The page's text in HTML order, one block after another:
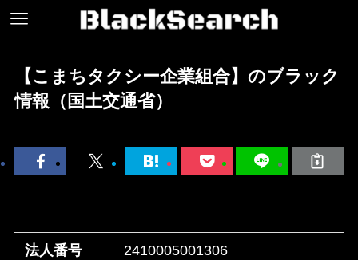
【こまちタクシー企業組合】のブラック
情報（国土交通省）
法人番号 2410005001306